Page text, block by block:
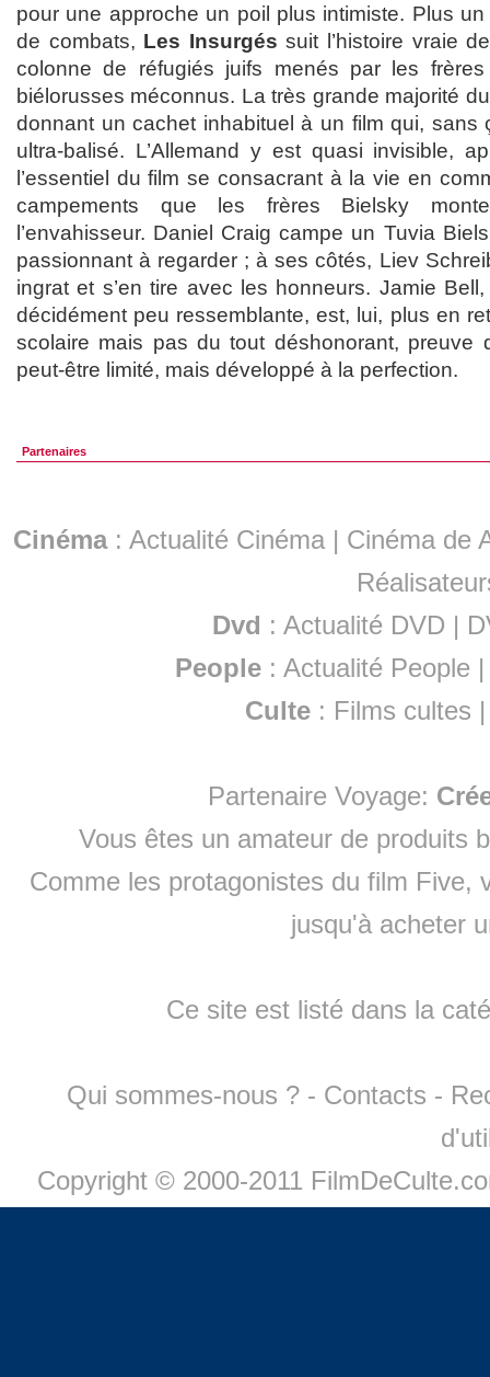
pour une approche un poil plus intimiste. Plus un
de combats, Les Insurgés suit l’histoire vraie
colonne de réfugiés juifs menés par les
biélorusses méconnus. La très grande majorité
donnant un cachet inhabituel à un film qui, sans
ultra-balisé. L’Allemand y est quasi invisible,
l’essentiel du film se consacrant à la vie en
campements que les frères Bielsky
l’envahisseur. Daniel Craig campe un Tuvia
passionnant à regarder ; à ses côtés, Liev
ingrat et s’en tire avec les honneurs. Jamie
décidément peu ressemblante, est, lui, plus en
scolaire mais pas du tout déshonorant, preuve
peut-être limité, mais développé à la perfection.
Partenaires
Cinéma: Actualité Cinéma | Cinéma de
Dvd : Actualité DVD |
People :Actualité People
Culte : Films cultes
Partenaire Voyage:
Vous êtes un amateur de produits
Comme les protagonistes du film Five,
jusqu'à acheter
Ce site est listé dans la
Qui sommes-nous ? - Contacts -
Copyright © 2000-2011